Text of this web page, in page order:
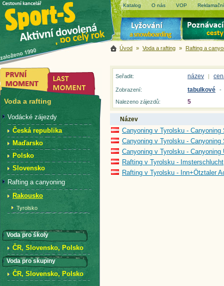
Katalog O nás VOP
Úvod » Voda a rafting » Rafting a
Seřadit: název |
Zobrazení: tabulkové
-
Nalezeno zájezdů:
5
Název
Canyoning v Tyrolsku - Canyoning
Canyoning v Tyrolsku -
Canyoning v Tyrolsku - Canyoning
Rafting v Tyrolsku - Imsterschlucht
Rafting v Tyrolsku - Inn+Ötztaler
Voda a rafting
Vodácké zájezdy
Česká republika
Maďarsko
Polsko
Slovensko
Rafting a canyoning
Rakousko
Tyrolsko
Voda pro školy
ČR, Slovensko, Polsko
Voda pro skupiny
ČR, Slovensko, Polsko